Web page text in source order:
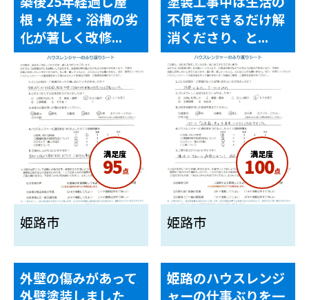
根・外壁・浴槽の劣
化が著しく改修...
満足度
95点
姫路市
不便をできるだけ解
消くださり、と...
満足度
100点
姫路市
外壁の傷みがあって
外壁塗装しました
姫路のハウスレンジ
ャーの仕事ぶりを一